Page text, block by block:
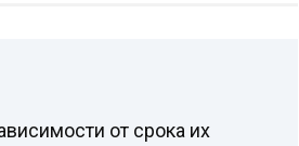
от срока их